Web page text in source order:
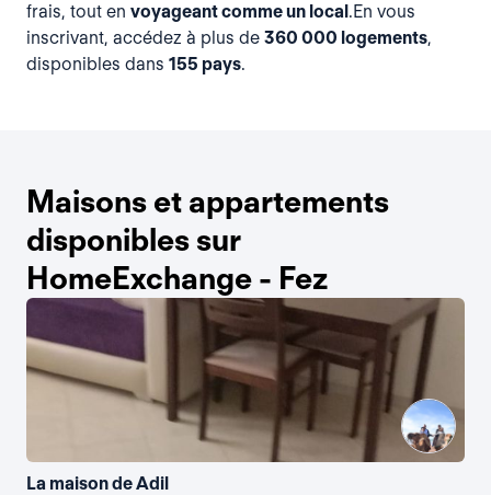
frais, tout en voyageant comme un local.En vous
inscrivant, accédez à plus de 360 000 logements,
disponibles dans 155 pays.
Maisons et appartements
disponibles sur
HomeExchange - Fez
La maison de Adil